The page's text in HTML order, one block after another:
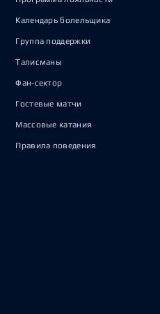
Календарь болельщика
Группа поддержки
Талисманы
Фан-сектор
Гостевые матчи
Массовые катания
Правила поведения